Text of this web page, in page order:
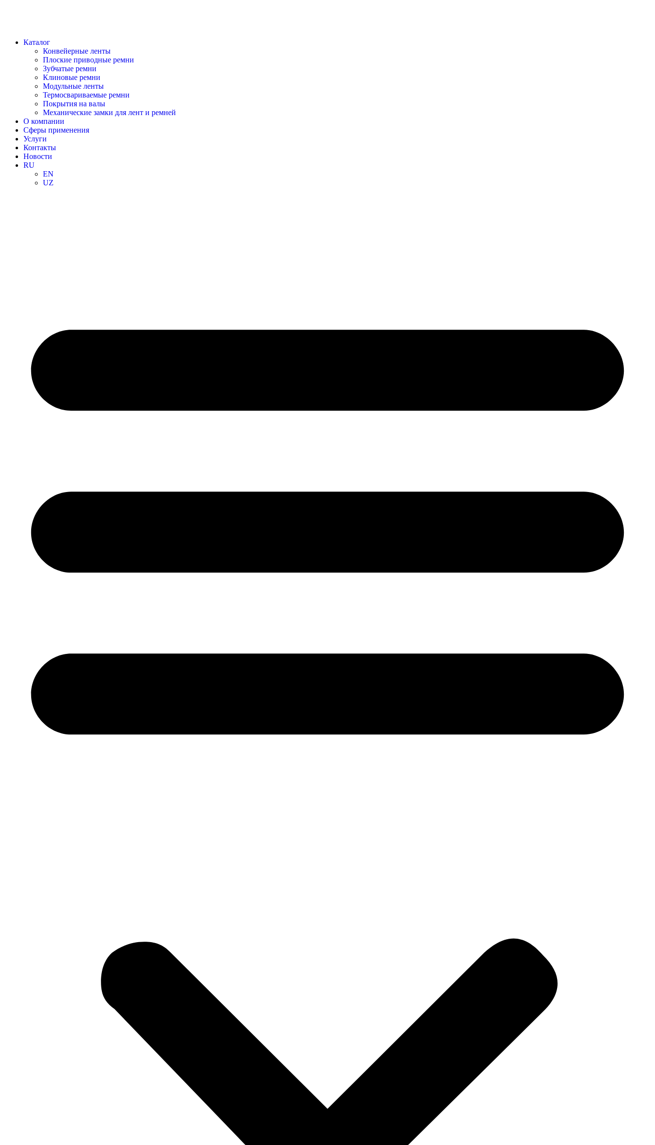
Каталог
Конвейерные ленты
Плоские приводные ремни
Зубчатые ремни
Клиновые ремни
Модульные ленты
Термосвариваемые ремни
Покрытия на валы
Механические замки для лент и ремней
О компании
Сферы применения
Услуги
Контакты
Новости
RU
EN
UZ